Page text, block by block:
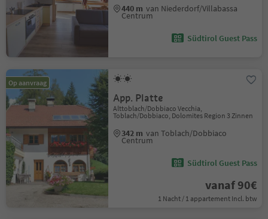
440 m van Niederdorf/Villabassa
Centrum
Südtirol Guest Pass
Op aanvraag
App. Platte
Alttoblach/Dobbiaco Vecchia,
Toblach/Dobbiaco, Dolomites Region 3 Zinnen
342 m van Toblach/Dobbiaco
Centrum
Südtirol Guest Pass
vanaf 90€
1 Nacht / 1 appartement Incl. btw